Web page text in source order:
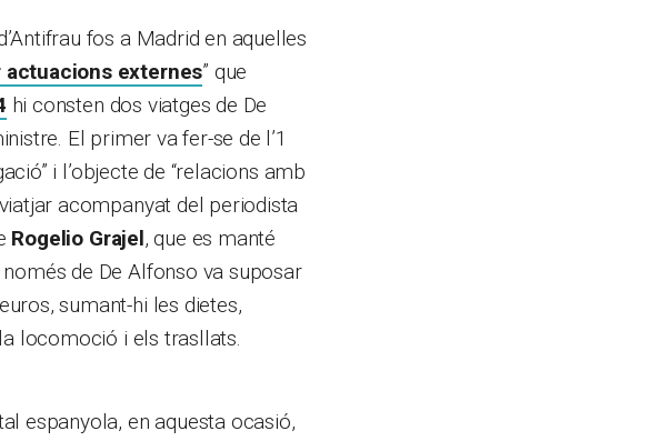
fos a Madrid en aquelles
actuacions externes” que
hi consten dos viatges de De
El primer va fer-se de l’1
i l’objecte de “relacions amb
acompanyat del periodista
Rogelio Grajel, que es manté
només de De Alfonso va suposar
sumant-hi les dietes,
locomoció i els trasllats.
espanyola, en aquesta ocasió,